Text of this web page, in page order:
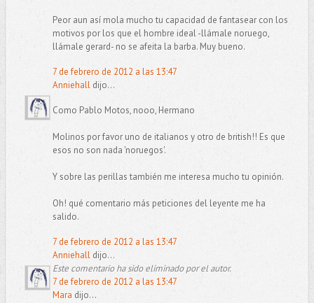
Peor aun así mola mucho tu capacidad de fantasear con los
motivos por los que el hombre ideal -llámale noruego,
llámale gerard- no se afeita la barba. Muy bueno.
7 de febrero de 2012 a las 13:47
Anniehalldijo...
Como Pablo Motos, nooo, Hermano
Molinos por favor uno de italianos y otro de british!! Es que
esos no son nada 'noruegos'.
Y sobre las perillas también me interesa mucho tu opinión.
Oh! qué comentario más peticiones del leyente me ha
salido.
7 de febrero de 2012 a las 13:47
Anniehalldijo...
Este comentario ha sido eliminado por el autor.
7 de febrero de 2012 a las 13:47
Mara dijo...